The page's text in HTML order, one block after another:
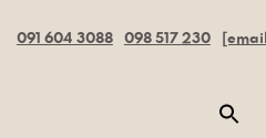
091 604 3088 098 517 230